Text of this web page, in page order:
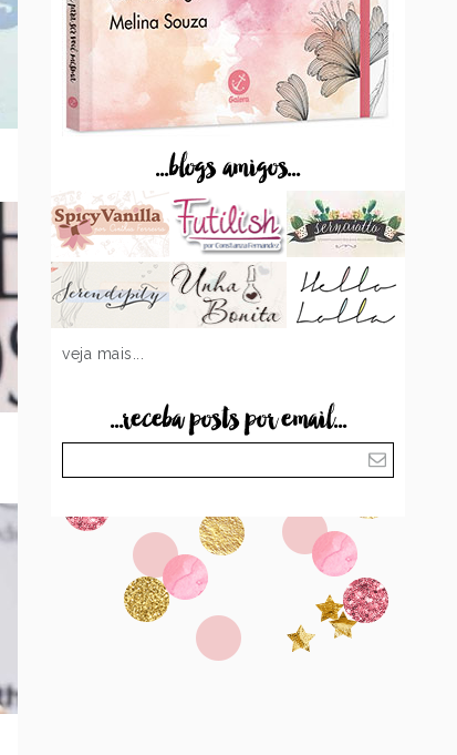
...blogs amigos...
veja mais...
...receba posts por email...